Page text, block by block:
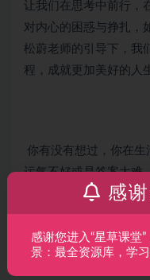
让我们在思考中前行，
对内心的困惑与挣扎，
松蔚老师的引导下，我
程，成就更加美好的人
你有没有想过，你在
运气不好或是答案太难
而是「问题」本身出了
同时还可以带我们认识
感
感谢您进入“星草课堂
景：最全资源库，学